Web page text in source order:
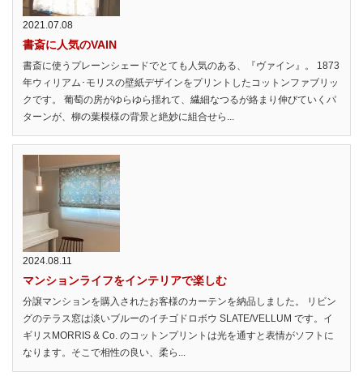
2021.07.08
書斎に人気のVAIN
書斎に使うプレーンシェードでとても人気のある、『ヴァイン』。 1873
年ウィリアム･モリスの壁紙デザインをプリントしたコットンファブリッ
クです。 葡萄の房がゆらゆら揺れて、繊細なつるが絡まり伸びていくパ
ターンが、柳の葉模様の背景と絶妙に組合せら...
2024.08.11
マンションライフをインテリアで楽しむ
分譲マンションを購入されたお客様のカーテンを納品しました。 リビン
グのテラス窓は淡いブルーのイチゴドロボウ SLATE/VELLUM です。イ
ギリスMORRIS & Co. のコットンプリントは光を通すと表情がソフトに
なります。そこで相性の良い、柔ら...